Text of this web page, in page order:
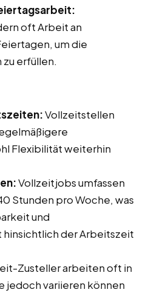
oft Arbeit an
um die
erfüllen.
Vollzeitstellen
Flexibilität weiterhin
Vollzeitjobs umfassen
Stunden pro Woche, was
und
hinsichtlich der Arbeitszeit
Zusteller arbeiten oft in
jedoch variieren können